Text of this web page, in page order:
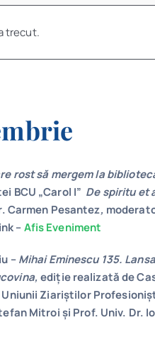
trecut.
rost să mergem la
BCU „Carol I” De spiritu et
Carmen Pesantez,
–Afis Eveniment
–Mihai Eminescu 135.
ediție realizată de
Ziariștilor
Mitroi și Prof. Univ. Dr.